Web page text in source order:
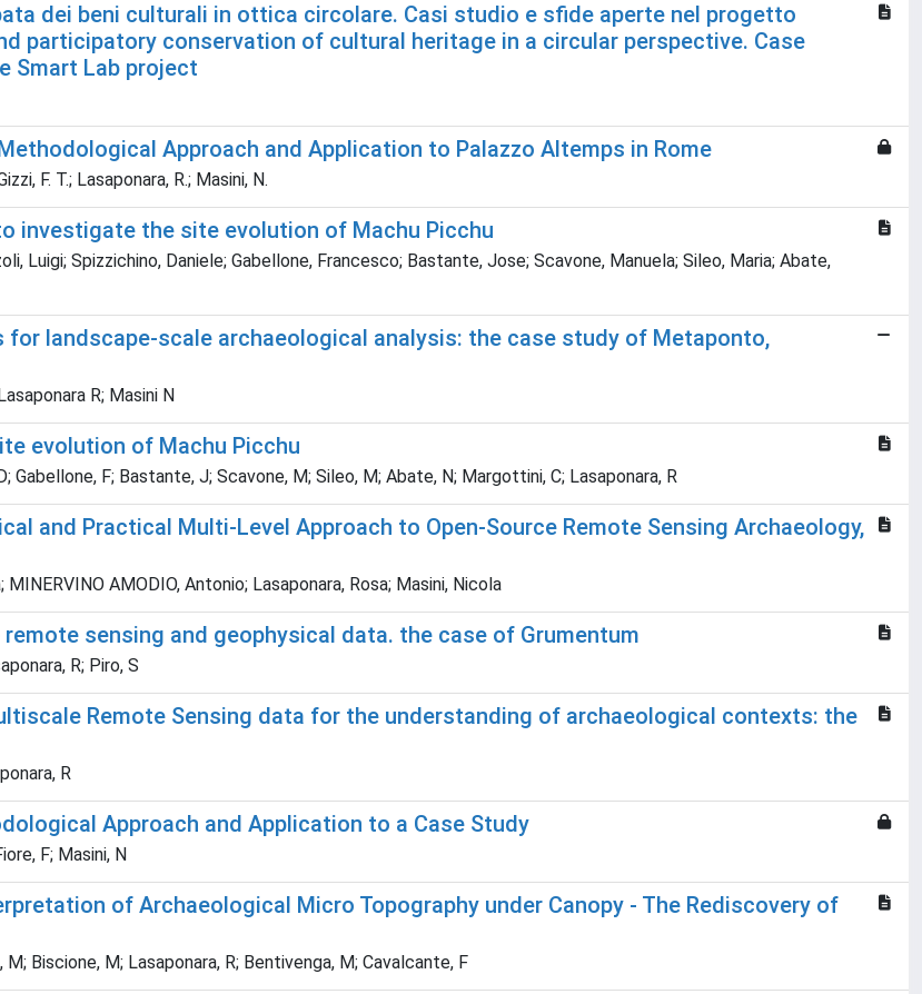
dei beni culturali in ottica circolare. Casi studio e sfide aperte nel progetto
participatory conservation of cultural heritage in a circular perspective. Case
Smart Lab project
Approach and Application to Palazzo Altemps in Rome
F. T.; Lasaponara, R.; Masini, N.
investigate the site evolution of Machu Picchu
Luigi; Spizzichino, Daniele; Gabellone, Francesco; Bastante, Jose; Scavone, Manuela; Sileo, Maria; Abate,
landscape-scale archaeological analysis: the case study of Metaponto,
R; Masini N
evolution of Machu Picchu
Gabellone, F; Bastante, J; Scavone, M; Sileo, M; Abate, N; Margottini, C; Lasaponara, R
and Practical Multi-Level Approach to Open-Source Remote Sensing Archaeology,
AMODIO, Antonio; Lasaponara, Rosa; Masini, Nicola
sensing and geophysical data. the case of Grumentum
R; Piro, S
Remote Sensing data for the understanding of archaeological contexts: the
R
Approach and Application to a Case Study
F; Masini, N
of Archaeological Micro Topography under Canopy - The Rediscovery of
Biscione, M; Lasaponara, R; Bentivenga, M; Cavalcante, F